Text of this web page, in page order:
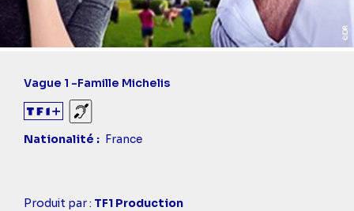
Vague 1 -Famille Michelis
Sourds et malentendants
Nationalité
France
Casting
Produit par : TF1 Production